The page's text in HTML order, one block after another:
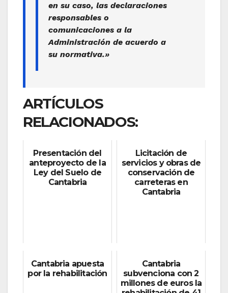
en su caso, las declaraciones
responsables o
comunicaciones a la
Administración de acuerdo a
su normativa.»
ARTÍCULOS
RELACIONADOS:
Presentación del
anteproyecto de la
Ley del Suelo de
Cantabria
Licitación de
servicios y obras de
conservación de
carreteras en
Cantabria
Cantabria apuesta
por la rehabilitación
Cantabria
subvenciona con 2
millones de euros la